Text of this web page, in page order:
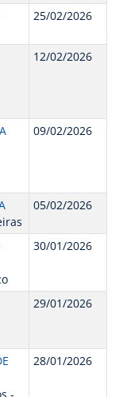
25/02/2026
12/02/2026
09/02/2026
05/02/2026
30/01/2026
29/01/2026
28/01/2026